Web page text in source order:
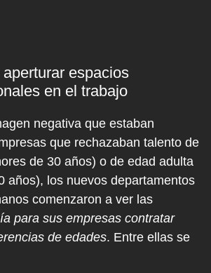
espacios
en el trabajo
negativa que estaban
que rechazaban talento de
de 30 años) o de edad adulta
años), los nuevos departamentos
comenzaron a ver las
para sus empresas contratar
de edades. Entre ellas se